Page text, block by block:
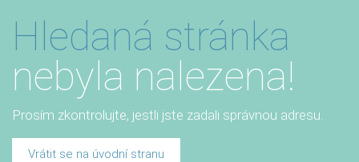
Hledaná stránka
nebyla nalezena!
Prosím zkontrolujte, jestli jste zadali správnou adresu.
Vrátit se na úvodní stranu